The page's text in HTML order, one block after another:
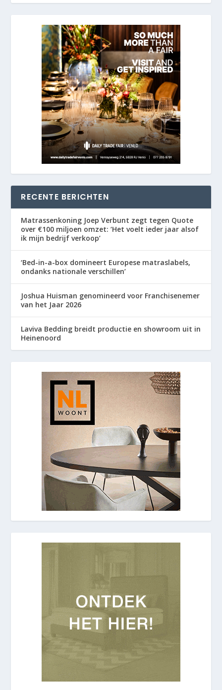
RECENTE BERICHTEN
Matrassenkoning Joep Verbunt zegt tegen Quote
over €100 miljoen omzet: ‘Het voelt ieder jaar alsof
ik mijn bedrijf verkoop’
‘Bed-in-a-box domineert Europese matraslabels,
ondanks nationale verschillen’
Joshua Huisman genomineerd voor Franchisenemer
van het Jaar 2026
Laviva Bedding breidt productie en showroom uit in
Heinenoord